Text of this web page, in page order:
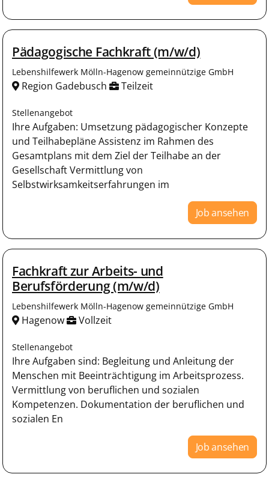
Pädagogische Fachkraft (m/w/d)
Lebenshilfewerk Mölln-Hagenow gemeinnützige GmbH
Region Gadebusch Teilzeit
Stellenangebot
Ihre Aufgaben: Umsetzung pädagogischer Konzepte
und Teilhabepläne Assistenz im Rahmen des
Gesamtplans mit dem Ziel der Teilhabe an der
Gesellschaft Vermittlung von
Selbstwirksamkeitserfahrungen im
Job ansehen
Fachkraft zur Arbeits- und
Berufsförderung (m/w/d)
Lebenshilfewerk Mölln-Hagenow gemeinnützige GmbH
Hagenow Vollzeit
Stellenangebot
Ihre Aufgaben sind: Begleitung und Anleitung der
Menschen mit Beeinträchtigung im Arbeitsprozess.
Vermittlung von beruflichen und sozialen
Kompetenzen. Dokumentation der beruflichen und
sozialen En
Job ansehen